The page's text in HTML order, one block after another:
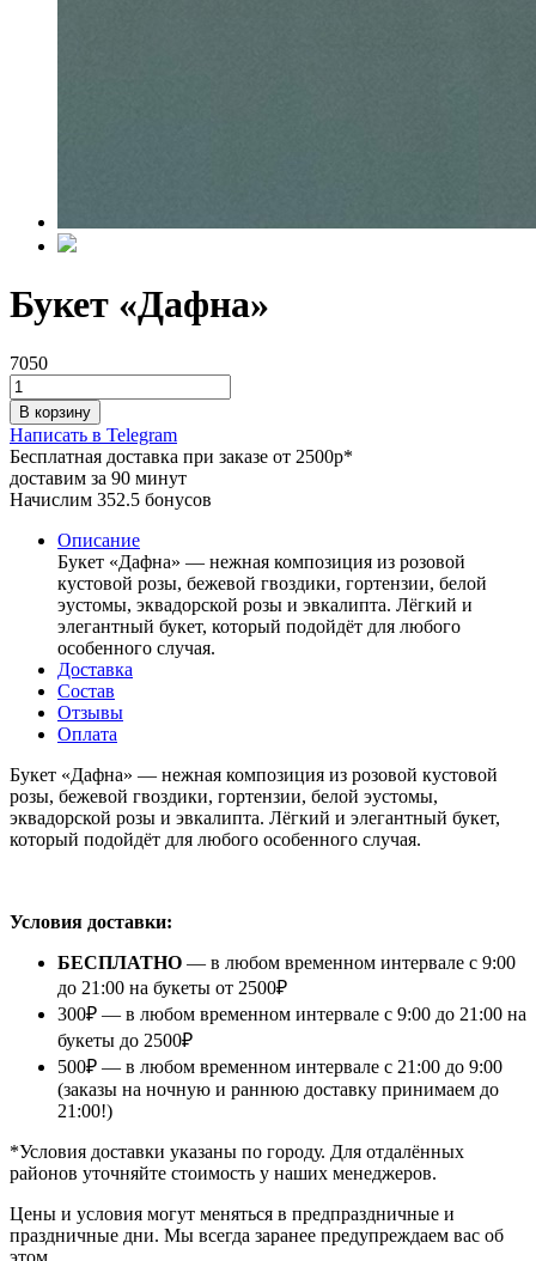
Букет «Дафна»
7050
В корзину
Написать в Telegram
Бесплатная доставка при заказе от 2500р*
доставим за 90 минут
Начислим 352.5 бонусов
Описание
Букет «Дафна» — нежная композиция из розовой
кустовой розы, бежевой гвоздики, гортензии, белой
эустомы, эквадорской розы и эвкалипта. Лёгкий и
элегантный букет, который подойдёт для любого
особенного случая.
Доставка
Состав
Отзывы
Оплата
Букет «Дафна» — нежная композиция из розовой кустовой
розы, бежевой гвоздики, гортензии, белой эустомы,
эквадорской розы и эвкалипта. Лёгкий и элегантный букет,
который подойдёт для любого особенного случая.
Условия доставки:
БЕСПЛАТНО — в любом временном интервале с 9:00
до 21:00 на букеты от 2500₽
300₽ — в любом временном интервале с 9:00 до 21:00 на
букеты до 2500₽
500₽ — в любом временном интервале с 21:00 до 9:00
(заказы на ночную и раннюю доставку принимаем до
21:00!)
*Условия доставки указаны по городу. Для отдалённых
районов уточняйте стоимость у наших менеджеров.
Цены и условия могут меняться в предпраздничные и
праздничные дни. Мы всегда заранее предупреждаем вас об
этом.